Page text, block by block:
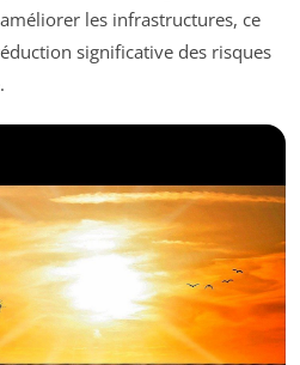
les infrastructures, ce
significative des risques